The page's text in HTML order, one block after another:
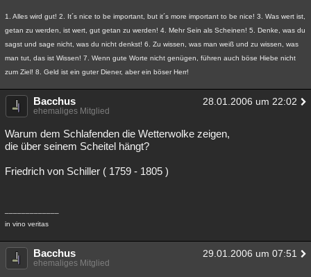
1. Alles wird gut! 2. It´s nice to be important, but it´s more important to be nice! 3. Was wert ist,
getan zu werden, ist wert, gut getan zu werden! 4. Mehr Sein als Scheinen! 5. Denke, was du
sagst und sage nicht, was du nicht denkst! 6. Zu wissen, was man weiß und zu wissen, was
man tut, das ist Wissen! 7. Wenn gute Worte nicht genügen, führen auch böse Hiebe nicht
zum Ziel! 8. Geld ist ein guter Diener, aber ein böser Herr!
Bacchus 28.01.2006 um 22:02
ehemaliges Mitglied
Warum dem Schlafenden die Wetterwolke zeigen,
die über seinem Scheitel hängt?
Friedrich von Schiller ( 1759 - 1805 )
in vino veritas
Bacchus 29.01.2006 um 07:51
ehemaliges Mitglied